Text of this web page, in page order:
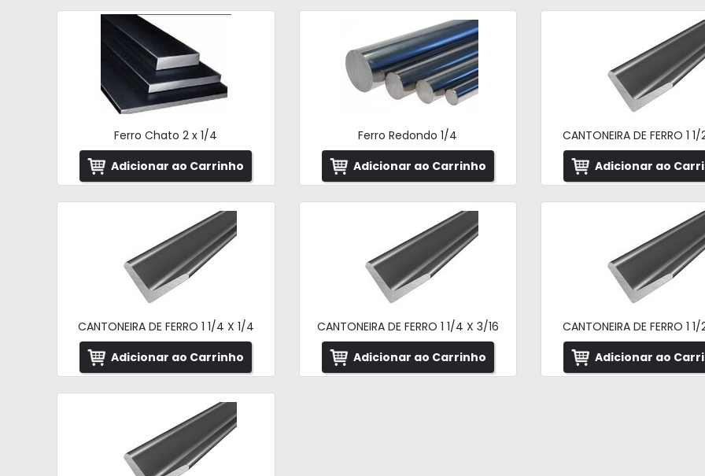
Ferro Chato 2 x 1/4
Adicionar ao Carrinho
Ferro Redondo 1/4
Adicionar ao Carrinho
CANTONEIRA DE FERRO 1
Adicionar ao
CANTONEIRA DE FERRO 1 1/4 X 1/4
Adicionar ao Carrinho
CANTONEIRA DE FERRO 1 1/4 X 3/16
Adicionar ao Carrinho
CANTONEIRA DE FERRO 1
Adicionar ao